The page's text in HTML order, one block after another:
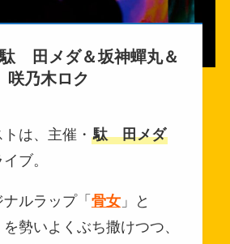
駄ゞ田メダ＆坂神蟬丸＆
咲乃木ロク
は、主催・ 駄ゞ田メダ
ブ。
ルラップ「 骨女」と
を勢いよくぶち撒けつつ、